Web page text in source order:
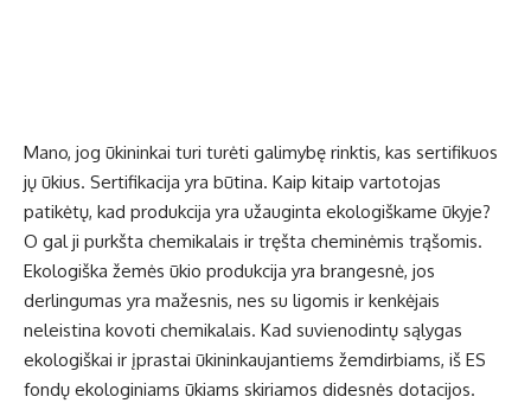
Mano, jog ūkininkai turi turėti galimybę rinktis, kas sertifikuos
jų ūkius. Sertifikacija yra būtina. Kaip kitaip vartotojas
patikėtų, kad produkcija yra užauginta ekologiškame ūkyje?
O gal ji purkšta chemikalais ir tręšta cheminėmis trąšomis.
Ekologiška žemės ūkio produkcija yra brangesnė, jos
derlingumas yra mažesnis, nes su ligomis ir kenkėjais
neleistina kovoti chemikalais. Kad suvienodintų sąlygas
ekologiškai ir įprastai ūkininkaujantiems žemdirbiams, iš ES
fondų ekologiniams ūkiams skiriamos didesnės dotacijos.